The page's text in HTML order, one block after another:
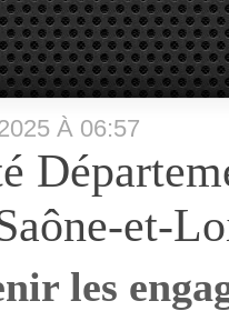
À 06:57
et-
les